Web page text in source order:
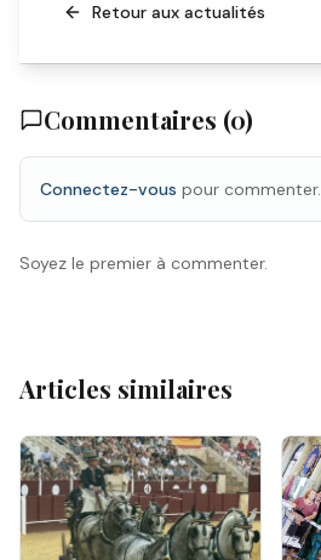
Retour aux actualités
Commentaires (0)
Connectez-vous pour commenter.
Soyez le premier à commenter.
Articles similaires